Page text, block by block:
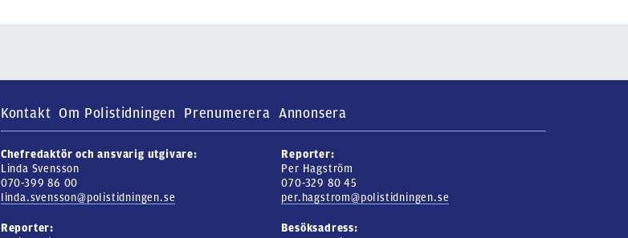
Kontakt Om Polistidningen Prenumerera Annonsera
Chefredaktör och ansvarig utgivare:
Linda Svensson
070-399 86 00
linda.svensson@polistidningen.se
Reporter:
Per Hagström
070-329 80 45
per.hagstrom@polistidningen.se
Reporter:
Besöksadress: